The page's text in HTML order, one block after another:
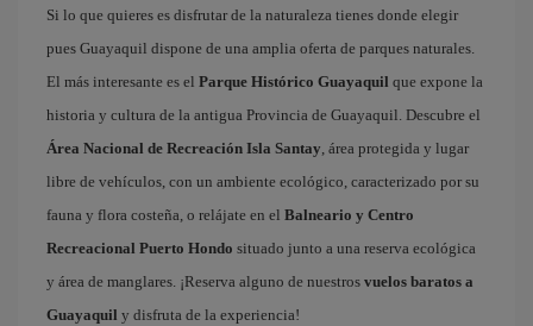
Si lo que quieres es disfrutar de la naturaleza tienes donde elegir
pues Guayaquil dispone de una amplia oferta de parques naturales.
El más interesante es el Parque Histórico Guayaquil que expone la
historia y cultura de la antigua Provincia de Guayaquil. Descubre el
Área Nacional de Recreación Isla Santay , área protegida y lugar
libre de vehículos, con un ambiente ecológico, caracterizado por su
fauna y flora costeña, o relájate en el Balneario y Centro
Recreacional Puerto Hondo situado junto a una reserva ecológica
y área de manglares. ¡Reserva alguno de nuestros vuelos baratos a
Guayaquil y disfruta de la experiencia!